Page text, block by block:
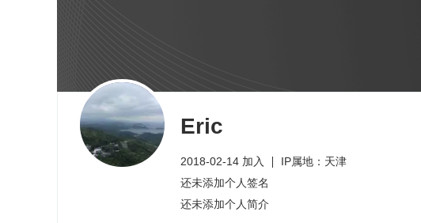
Eric
2018-02-14 加入
IP属地：天津
还未添加个人签名
还未添加个人简介